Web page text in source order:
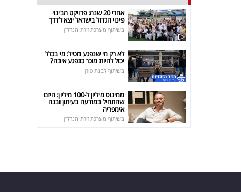
אחרי 20 שנה: פרויקט הבינוי
פינוי הגדול בישראל יוצא לדרך
בשיתוף מערכת זירת הנדל"ן
לא רק מי שנפגע מטיל: מי בכלל
יכול להיות מוכר כנפגע איבה?
בשיתוף לבנת פורן
ממינוס מיליון ל-100 מיליון: היזם
שהתחיל במודעה בעיתון ובנה
אימפריה
בשיתוף מערכת זירת הנדל"ן